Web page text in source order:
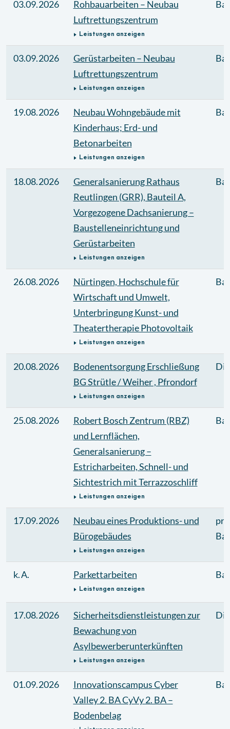
03.09.2026
Rohbauarbeiten – Neubau
Luftrettungszentrum
Leistungen anzeigen
03.09.2026
Gerüstarbeiten – Neubau
Luftrettungszentrum
Leistungen anzeigen
19.08.2026
Neubau Wohngebäude mit
Kinderhaus; Erd- und
Betonarbeiten
Leistungen anzeigen
18.08.2026
Generalsanierung Rathaus
Reutlingen (GRR), Bauteil A,
Vorgezogene Dachsanierung –
Baustelleneinrichtung und
Gerüstarbeiten
Leistungen anzeigen
26.08.2026
Nürtingen, Hochschule für
Wirtschaft und Umwelt,
Unterbringung Kunst- und
Theatertherapie Photovoltaik
Leistungen anzeigen
20.08.2026
Bodenentsorgung Erschließung
BG Strütle / Weiher , Pfrondorf
Leistungen anzeigen
25.08.2026
Robert Bosch Zentrum (RBZ)
und Lernflächen,
Generalsanierung –
Estricharbeiten, Schnell- und
Sichtestrich mit Terrazzoschliff
Leistungen anzeigen
17.09.2026
Neubau eines Produktions- und
Bürogebäudes
Leistungen anzeigen
k. A. Parkettarbeiten
Leistungen anzeigen
17.08.2026
Sicherheitsdienstleistungen zur
Bewachung von
Asylbewerberunterkünften
Leistungen anzeigen
01.09.2026
Innovationscampus Cyber
Valley 2. BA CyVy 2. BA –
Bodenbelag